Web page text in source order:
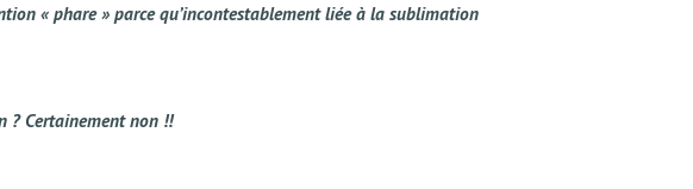
« phare » parce qu’incontestablement liée à la sublimation
? Certainement non !!